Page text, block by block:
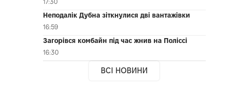
Неподалік Дубна зіткнулися дві вантажівки
16:59
Загорівся комбайн під час жнив на Поліссі
16:30
ВСІ НОВИНИ